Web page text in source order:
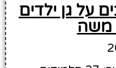
על גן ילדים
משה